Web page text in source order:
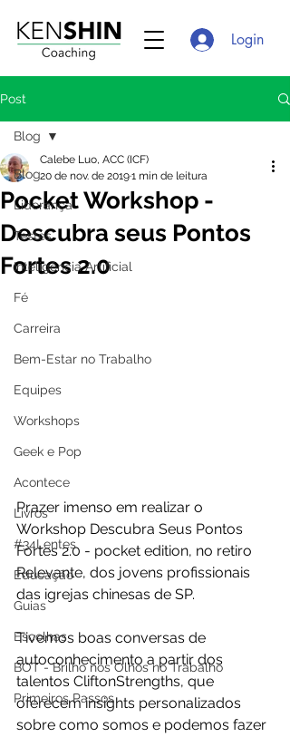
Login
Post
Blog
Liderança
Testes
Inteligência Artificial
Fé
Carreira
Bem-Estar no Trabalho
Equipes
Workshops
Geek e Pop
Acontece
Livros
#34Lentes
Educação
Guias
Escolhas
BOT - Brilho nos Olhos no Trabalho
Primeiros Passos
Blog
Pocket Workshop -
Descubra seus Pontos
Fortes 2.0
Calebe Luo, ACC (ICF)
20 de nov. de 20191 min de leitura
Prazer imenso em realizar o
Workshop Descubra Seus Pontos
Fortes 2.0 - pocket edition, no retiro
Relevante, dos jovens profissionais
das igrejas chinesas de SP.
Tivemos boas conversas de
autoconhecimento a partir dos
talentos CliftonStrengths, que
oferecem insights personalizados
sobre como somos e podemos fazer